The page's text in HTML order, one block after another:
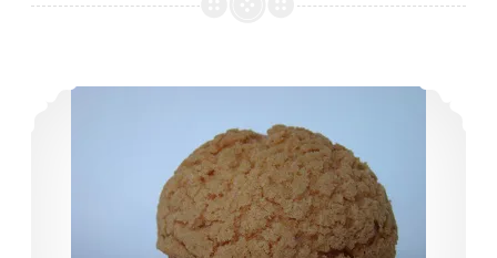
o
o
d
j
e
Choux Craquelin of Tijgersoes